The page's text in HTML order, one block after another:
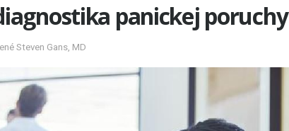
panickej poruchy
Steven Gans, MD